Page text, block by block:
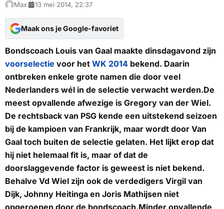
Max 13 mei 2014, 22:37
Maak ons je Google-favoriet
Bondscoach Louis van Gaal maakte dinsdagavond zijn
voorselectie voor het WK 2014 bekend. Daarin
ontbreken enkele grote namen die door veel
Nederlanders wél in de selectie verwacht werden.De
meest opvallende afwezige is Gregory van der Wiel.
De rechtsback van PSG kende een uitstekend seizoen
bij de kampioen van Frankrijk, maar wordt door Van
Gaal toch buiten de selectie gelaten. Het lijkt erop dat
hij niet helemaal fit is, maar of dat de
doorslaggevende factor is geweest is niet bekend.
Behalve Vd Wiel zijn ook de verdedigers Virgil van
Dijk, Johnny Heitinga en Joris Mathijsen niet